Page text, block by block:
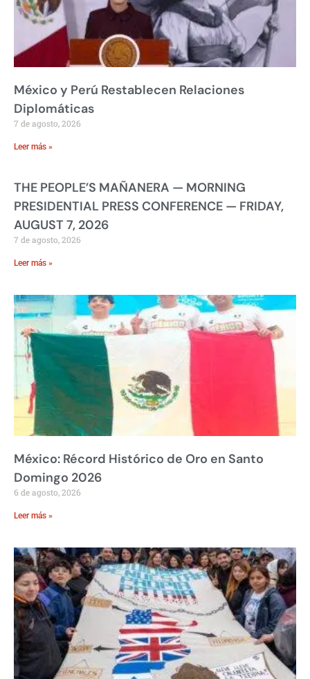
México y Perú Restablecen Relaciones
Diplomáticas
7 de agosto, 2026
Leer más »
THE PEOPLE’S MAÑANERA — MORNING
PRESIDENTIAL PRESS CONFERENCE — FRIDAY,
AUGUST 7, 2026
7 de agosto, 2026
Leer más »
México: Récord Histórico de Oro en Santo
Domingo 2026
6 de agosto, 2026
Leer más »